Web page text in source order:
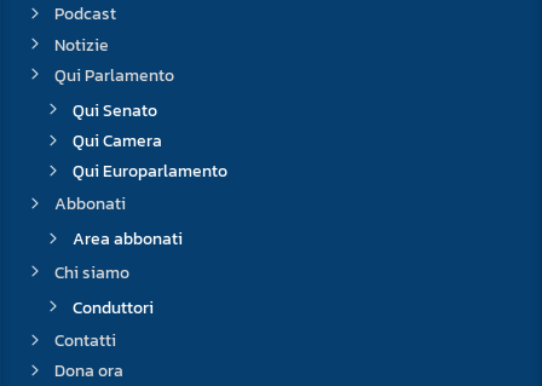
Podcast
Notizie
Qui Parlamento
Qui Senato
Qui Camera
Qui Europarlamento
Abbonati
Area abbonati
Chi siamo
Conduttori
Contatti
Dona ora